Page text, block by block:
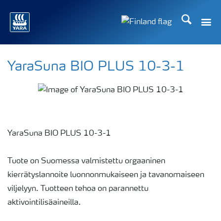
Etsi
YaraSuna BIO PLUS 10-3-1
YaraSuna BIO PLUS 10-3-1
Tuote on Suomessa valmistettu orgaaninen
kierrätyslannoite luonnonmukaiseen ja tavanomaiseen
viljelyyn. Tuotteen tehoa on parannettu
aktivointilisäaineilla.